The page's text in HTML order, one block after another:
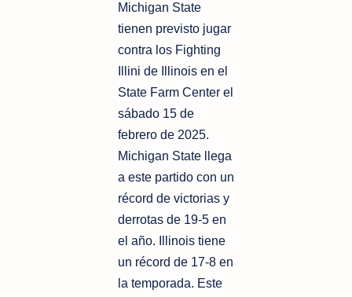
Michigan State
tienen previsto jugar
contra los Fighting
Illini de Illinois en el
State Farm Center el
sábado 15 de
febrero de 2025.
Michigan State llega
a este partido con un
récord de victorias y
derrotas de 19-5 en
el año. Illinois tiene
un récord de 17-8 en
la temporada. Este